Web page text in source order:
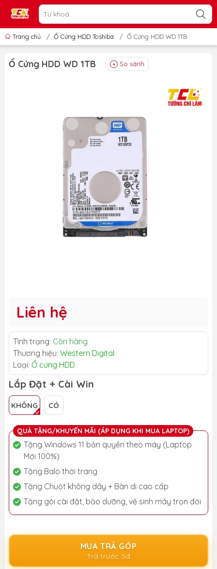
Trang chủ / Ổ Cứng HDD Toshiba / Ổ Cứng HDD WD 1TB
Ổ Cứng HDD WD 1TB So sánh
Liên hệ
Tình trạng: Còn hàng
Thương hiệu: Western Digital
Loại: Ổ cứng HDD
Lắp Đặt + Cài Win
KHÔNG CÓ
QUÀ TẶNG/KHUYẾN MÃI (ÁP DỤNG KHI MUA LAPTOP)
Tặng Windows 11 bản quyền theo máy (Laptop
Mới 100%)
Tặng Balo thời trang
Tặng Chuột không dây + Bàn di cao cấp
Tặng gói cài đặt, bảo dưỡng, vệ sinh máy trọn đời
MUA TRẢ GÓP
Trả trước 0đ